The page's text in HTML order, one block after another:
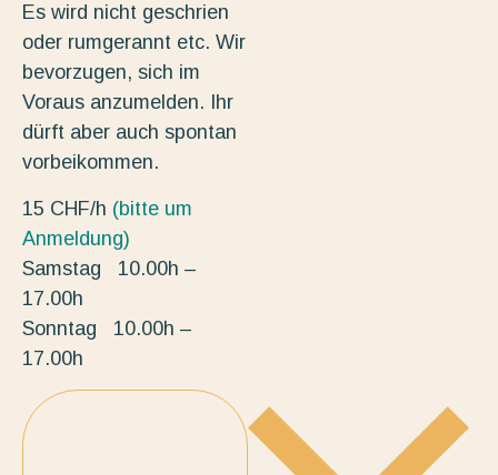
Es wird nicht geschrien
oder rumgerannt etc. Wir
bevorzugen, sich im
Voraus anzumelden. Ihr
dürft aber auch spontan
vorbeikommen.
15 CHF/h (bitte um
Anmeldung)
Samstag 10.00h –
17.00h
Sonntag 10.00h –
17.00h